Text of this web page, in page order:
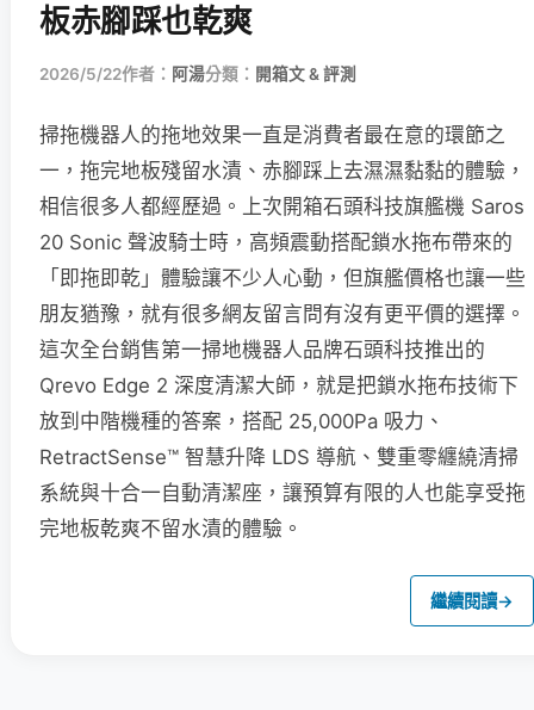
板赤腳踩也乾爽
2026/5/22作者： 阿湯分類： 開箱文 & 評測
掃拖機器人的拖地效果一直是消費者最在意的環節之
一，拖完地板殘留水漬、赤腳踩上去濕濕黏黏的體驗，
相信很多人都經歷過。上次開箱石頭科技旗艦機 Saros
20 Sonic 聲波騎士時，高頻震動搭配鎖水拖布帶來的
「即拖即乾」體驗讓不少人心動，但旗艦價格也讓一些
朋友猶豫，就有很多網友留言問有沒有更平價的選擇。
這次全台銷售第一掃地機器人品牌石頭科技推出的
Qrevo Edge 2 深度清潔大師，就是把鎖水拖布技術下
放到中階機種的答案，搭配 25,000Pa 吸力、
RetractSense™ 智慧升降 LDS 導航、雙重零纏繞清掃
系統與十合一自動清潔座，讓預算有限的人也能享受拖
完地板乾爽不留水漬的體驗。
繼續閱讀→